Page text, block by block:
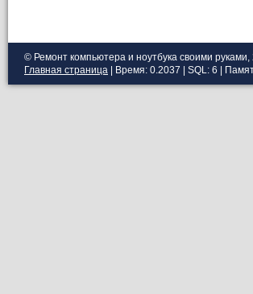
© Ремонт компьютера и ноутбука своими руками,
Главная страница | Время: 0.2037 | SQL: 6 |